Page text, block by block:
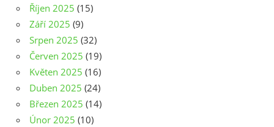
Říjen 2025 (15)
Září 2025 (9)
Srpen 2025 (32)
Červen 2025 (19)
Květen 2025 (16)
Duben 2025 (24)
Březen 2025 (14)
Únor 2025 (10)